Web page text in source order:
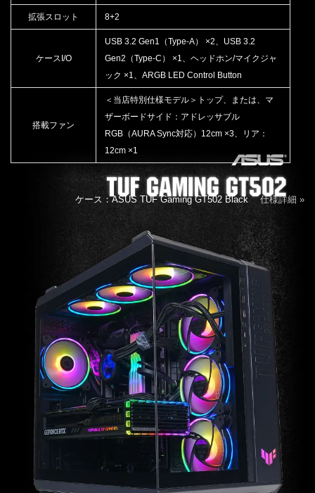
拡張スロット 8+2
ケースI/O
USB 3.2 Gen1（Type-A） ×2、USB 3.2
Gen2（Type-C） ×1、ヘッドホン/マイクジャ
ック ×1、ARGB LED Control Button
搭載ファン
＜当店特別仕様モデル＞トップ、または、マ
ザーボードサイド：アドレッサブル
RGB（AURA Sync対応）12cm ×3、リア：
12cm ×1
ケース：ASUS TUF Gaming GT502 Black仕様詳細 »